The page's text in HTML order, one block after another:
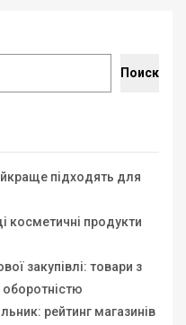
Поиск
підходять для
косметичні продукти
закупівлі: товари з
рейтинг магазинів